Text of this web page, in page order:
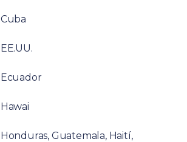
Cuba
EE.UU.
Ecuador
Hawai
Honduras, Guatemala, Haití,